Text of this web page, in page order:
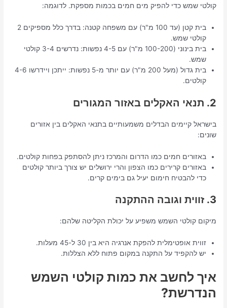
קולטי שמש כדי להפיק מים חמים בכמות מספקת. לדוגמה:
בית קטן (עד 100 מ"ר) עם משפחה קטנה: בדרך כלל מספיקים 2
קולטי שמש.
בית בינוני (100-200 מ"ר) עם 4-5 נפשות: נדרשים 3-4 קולטי
שמש.
בית גדול (מעל 200 מ"ר) עם יותר מ-5 נפשות: ייתכן ויידרשו 4-6
קולטים.
2. תנאי האקלים באזור המגורים
בישראל קיימים הבדלים משמעותיים בתנאי האקלים בין אזורים
שונים:
באזורים חמים כמו הדרום והמרכז ניתן להסתפק בפחות קולטים.
באזורים קרירים כמו הצפון והרי ירושלים יש צורך ביותר קולטים
כדי להבטיח חימום יעיל גם בימים קרים.
3. זווית וגובה ההתקנה
מיקום קולטי השמש משפיע על יכולת הקליטה שלהם:
זווית אופטימלית להפקת אנרגיה היא בין 30 ל-45 מעלות.
יש להקפיד על התקנה במקום פתוח ללא הצללות.
איך לחשב את כמות קולטי השמש
הנדרשת?